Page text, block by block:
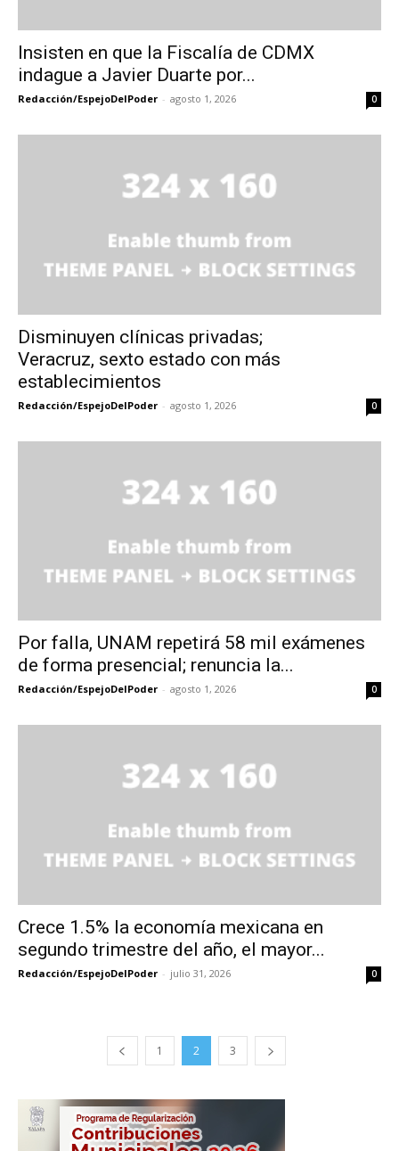
Insisten en que la Fiscalía de CDMX
indague a Javier Duarte por...
Redacción/EspejoDelPoder - agosto 1, 2026 0
Disminuyen clínicas privadas;
Veracruz, sexto estado con más
establecimientos
Redacción/EspejoDelPoder - agosto 1, 2026 0
Por falla, UNAM repetirá 58 mil exámenes
de forma presencial; renuncia la...
Redacción/EspejoDelPoder - agosto 1, 2026 0
Crece 1.5% la economía mexicana en
segundo trimestre del año, el mayor...
Redacción/EspejoDelPoder - julio 31, 2026 0
1 2 3